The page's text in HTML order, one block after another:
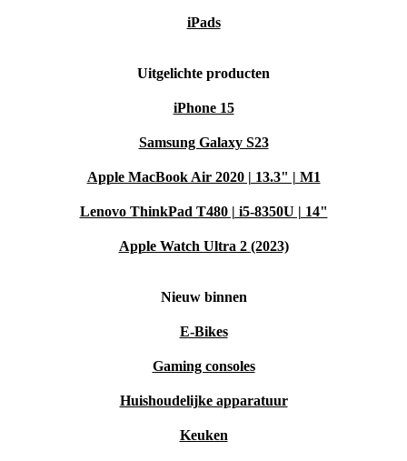
iPads
Uitgelichte producten
iPhone 15
Samsung Galaxy S23
Apple MacBook Air 2020 | 13.3" | M1
Lenovo ThinkPad T480 | i5-8350U | 14"
Apple Watch Ultra 2 (2023)
Nieuw binnen
E-Bikes
Gaming consoles
Huishoudelijke apparatuur
Keuken